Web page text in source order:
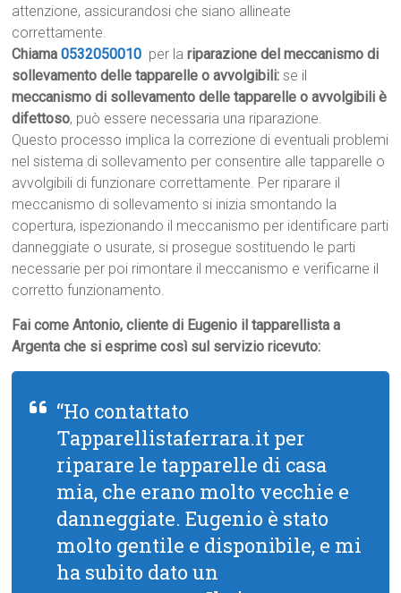
attenzione, assicurandosi che siano allineate
correttamente.
Chiama0532050010 per lariparazione del meccanismo di
sollevamento delle tapparelle o avvolgibili: se il
meccanismo di sollevamento delle tapparelle o avvolgibili è
difettoso, può essere necessaria una riparazione.
Questo processo implica la correzione di eventuali problemi
nel sistema di sollevamento per consentire alle tapparelle o
avvolgibili di funzionare correttamente. Per riparare il
meccanismo di sollevamento si inizia smontando la
copertura, ispezionando il meccanismo per identificare parti
danneggiate o usurate, si prosegue sostituendo le parti
necessarie per poi rimontare il meccanismo e verificarne il
corretto funzionamento.
Fai come Antonio, cliente di Eugenio il tapparellista a
Argenta che si esprime così sul servizio ricevuto:
“Ho contattato
Tapparellistaferrara.it per
riparare le tapparelle di casa
mia, che erano molto vecchie e
danneggiate. Eugenio è stato
molto gentile e disponibile, e mi
ha subito dato un